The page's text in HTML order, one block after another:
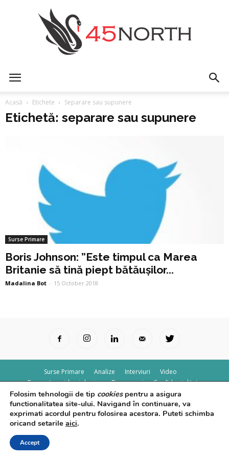
Acasă Etichete Separare sau supunere
Etichetă: separare sau supunere
Surse Primare
Boris Johnson: ”Este timpul ca Marea
Britanie să tină piept bătăușilor...
Madalina Bot - 15 October 2018
Surse Primare Analize Interviuri
Video
Rapoarte epidemiologice
Despre noi Confidențialitate
© Powered by Control F5
Folosim tehnologii de tip cookiespentru a asigura
functionalitatea site-ului. Navigand în continuare, va
exprimati acordul pentru folosirea acestora. Puteti schimba
oricand setarile aici.
Accept